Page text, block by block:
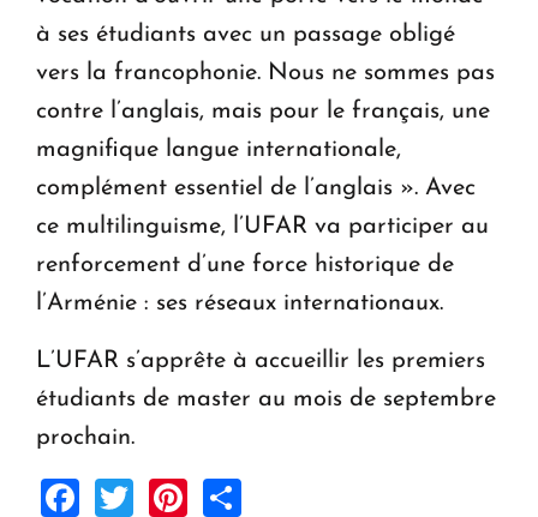
à ses étudiants avec un passage obligé
vers la francophonie. Nous ne sommes pas
contre l’anglais, mais pour le français, une
magnifique langue internationale,
complément essentiel de l’anglais ». Avec
ce multilinguisme, l’UFAR va participer au
renforcement d’une force historique de
l’Arménie : ses réseaux internationaux.
L’UFAR s’apprête à accueillir les premiers
étudiants de master au mois de septembre
prochain.
Facebook
TwitterPinterest